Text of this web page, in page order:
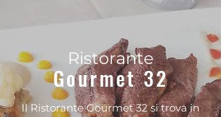
Ristorante
Gourmet 32
Il Ristorante Gourmet 32 si trova in